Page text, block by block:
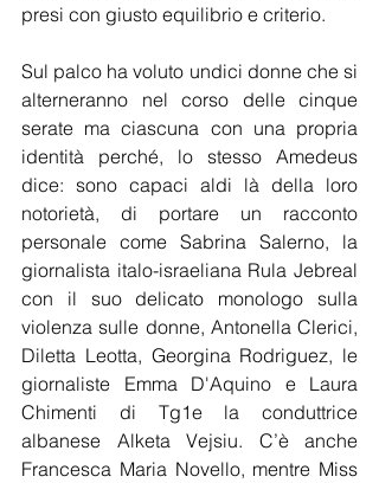
presi con giusto equilibrio e criterio.
Sul palco ha voluto undici donne che si
alterneranno nel corso delle cinque
serate ma ciascuna con una propria
identità perché, lo stesso Amedeus
dice: sono capaci aldi là della loro
notorietà, di portare un racconto
personale come Sabrina Salerno, la
giornalista italo-israeliana Rula Jebreal
con il suo delicato monologo sulla
violenza sulle donne, Antonella Clerici,
Diletta Leotta, Georgina Rodriguez, le
giornaliste Emma D'Aquino e Laura
Chimenti di Tg1e la conduttrice
albanese Alketa Vejsiu. C’è anche
Francesca Maria Novello, mentre Miss